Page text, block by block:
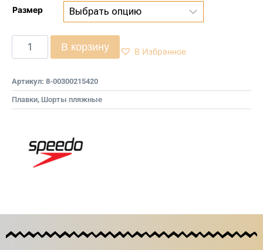
Размер
В корзину В Избранное
Артикул: 8-00300215420
Плавки, Шорты пляжные